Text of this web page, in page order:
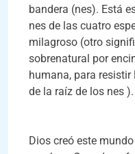
bandera (nes). Está
nes de las cuatro
milagroso (otro
sobrenatural por
humana, para
de la raíz de los nes ).
Dios creó este